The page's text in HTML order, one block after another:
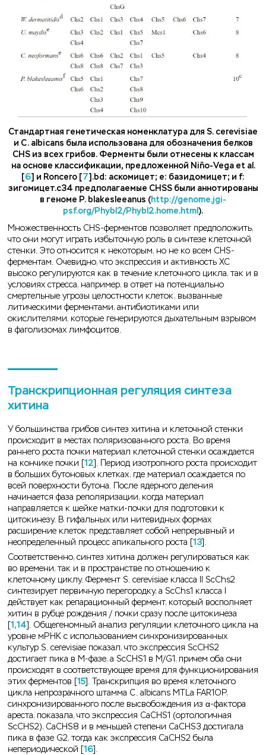
Стандартная генетическая номенклатура для S. cerevisiae
и C. albicans была использована для обозначения белков
CHS из всех грибов. Ферменты были отнесены к классам
на основе классификации, предложенной Niño-Vega et al.
[6] и Roncero [7].bd: аскомицет; e: базидомицет; и f:
зигомицет.c34 предполагаемые CHSS были аннотированы
в геноме P. blakesleeanus (http://genome.jgi-
psf.org/Phybl2/Phybl2.home.html).
Множественность CHS-ферментов позволяет предположить,
что они могут играть избыточную роль в синтезе клеточной
стенки. Это относится к некоторым, но не ко всем CHS-
ферментам. Очевидно, что экспрессия и активность ХС
высоко регулируются как в течение клеточного цикла, так и в
условиях стресса, например, в ответ на потенциально
смертельные угрозы целостности клеток, вызванные
литическими ферментами, антибиотиками или
окислителями, которые генерируются дыхательным взрывом
в фаголизомах лимфоцитов.
Транскрипционная регуляция синтеза
хитина
У большинства грибов синтез хитина и клеточной стенки
происходит в местах поляризованного роста. Во время
раннего роста почки материал клеточной стенки осаждается
на кончике почки [12]. Период изотропного роста происходит
в больших бутоновых клетках, где материал осаждается по
всей поверхности бутона. После ядерного деления
начинается фаза реполяризации, когда материал
направляется к шейке матки-почки для подготовки к
цитокинезу. В гифальных или нитевидных формах
расширение клеток представляет собой непрерывный и
неопределенный процесс апикального роста [13].
Соответственно, синтез хитина должен регулироваться как
во времени, так и в пространстве по отношению к
клеточному циклу. Фермент S. cerevisiae класса II ScChs2
синтезирует первичную перегородку, а ScChs1 класса I
действует как репарационный фермент, который восполняет
хитин в рубце рождения / почки сразу после цитокинеза
[1,14]. Общегеномный анализ регуляции клеточного цикла на
уровне мРНК с использованием синхронизированных
культур S. cerevisiae показал, что экспрессия ScCHS2
достигает пика в М-фазе, а ScCHS1 в М/G1, причем оба они
происходят в соответствующее время для функционирования
этих ферментов [15]. Транскрипция во время клеточного
цикла непрозрачного штамма C. albicans MTLa FAR1OP,
синхронизированного после высвобождения из α-фактора
ареста, показала, что экспрессия CaCHS1 (ортологичная
ScCHS2), CaCHS8 и в меньшей степени CaCHS3 достигала
пика в фазе G2, тогда как экспрессия CaCHS2 была
непериодической [16].